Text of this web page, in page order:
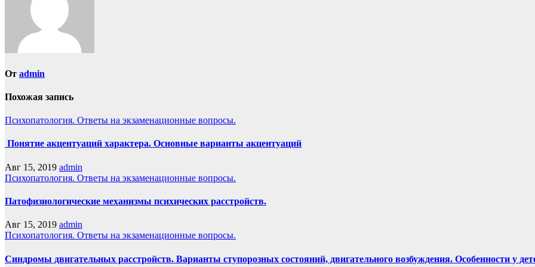
От admin
Похожая запись
Психопатология. Ответы на экзаменационные вопросы.
Понятие акцентуаций характера. Основные варианты акцентуаций
Авг 15, 2019 admin
Психопатология. Ответы на экзаменационные вопросы.
Патофизиологические механизмы психических расстройств.
Авг 15, 2019 admin
Психопатология. Ответы на экзаменационные вопросы.
Синдромы двигательных расстройств. Варианты ступорозных состояний, двигательного возбуждения. Особенности у